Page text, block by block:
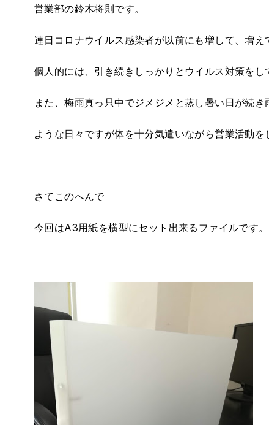
営業部の鈴木将則です。
連日コロナウイルス感染者が以前にも増して、増え
個人的には、引き続きしっかりとウイルス対策をし
また、梅雨真っ只中でジメジメと蒸し暑い日が続
ような日々ですが体を十分気遣いながら営業活動を
さてこのへんで
今回はA3用紙を横型にセット出来るファイルです。